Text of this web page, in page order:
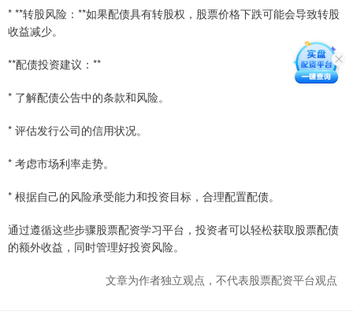
* **转股风险：**如果配债具有转股权，股票价格下跌可能会导致转股
收益减少。
**配债投资建议：**
* 了解配债公告中的条款和风险。
* 评估发行公司的信用状况。
* 考虑市场利率走势。
* 根据自己的风险承受能力和投资目标，合理配置配债。
通过遵循这些步骤股票配资学习平台，投资者可以轻松获取股票配债
的额外收益，同时管理好投资风险。
文章为作者独立观点，不代表股票配资平台观点